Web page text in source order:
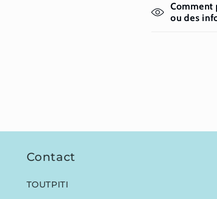
ou des
Contact
TOUTPITI